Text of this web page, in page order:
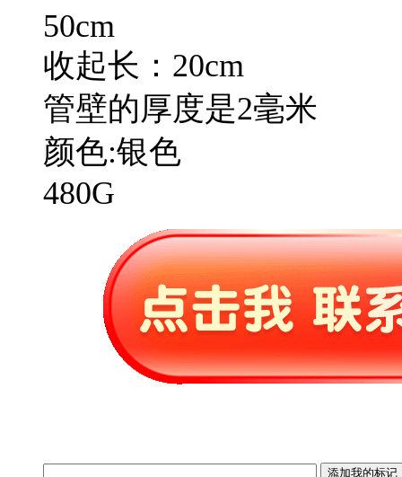
50cm
收起长：20cm
管壁的厚度是2毫米
颜色:银色
480G